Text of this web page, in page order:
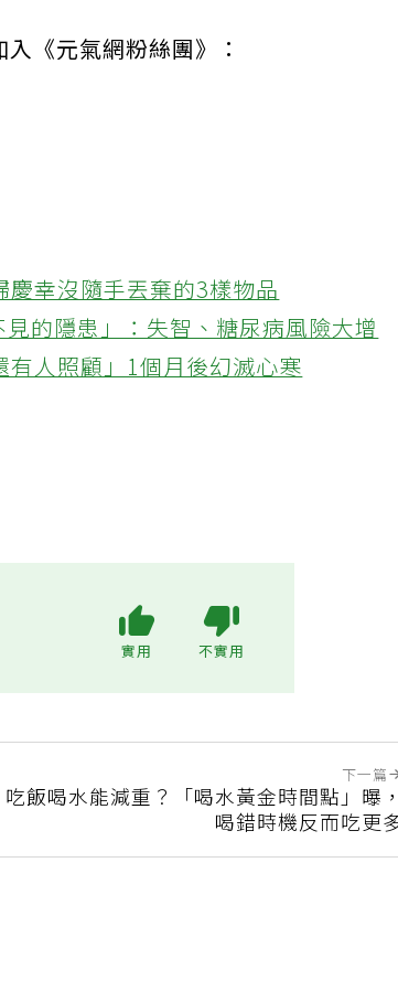
《元氣網粉絲團》：
幸沒隨手丟棄的3樣物品
的隱患」：失智、糖尿病風險大增
人照顧」1個月後幻滅心寒
下一篇
吃飯喝水能減重？「喝水黃金時間點」曝
喝錯時機反而吃更多